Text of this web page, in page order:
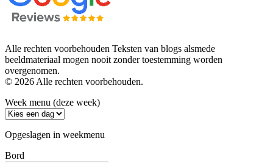
Alle rechten voorbehouden Teksten van blogs alsmede
beeldmateriaal mogen nooit zonder toestemming worden
overgenomen.
© 2026 Alle rechten voorbehouden.
Week menu (deze week)
Opgeslagen in weekmenu
Bord